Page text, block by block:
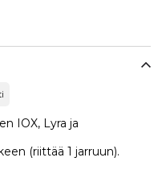
IOX, Lyra ja
(riittää 1 jarruun).